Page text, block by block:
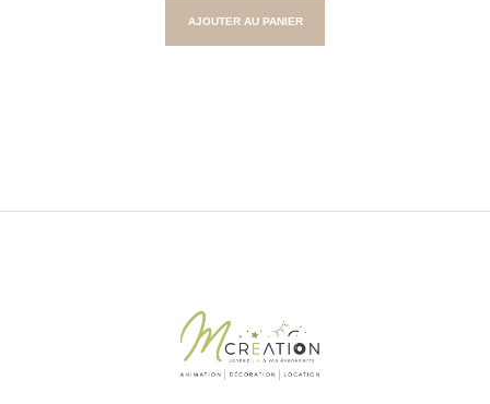
AJOUTER AU PANIER